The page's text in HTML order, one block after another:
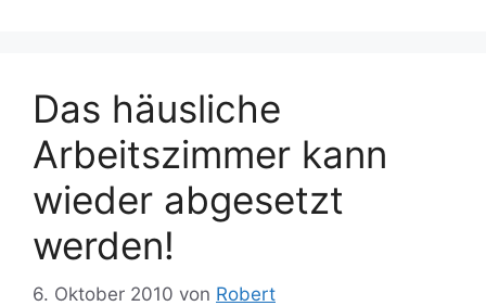
Das häusliche
Arbeitszimmer kann
wieder abgesetzt
werden!
6. Oktober 2010 von Robert